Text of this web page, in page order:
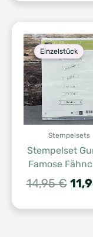
Einzelstück
Stempelsets
Stempelset
Famose
14,95€
war: